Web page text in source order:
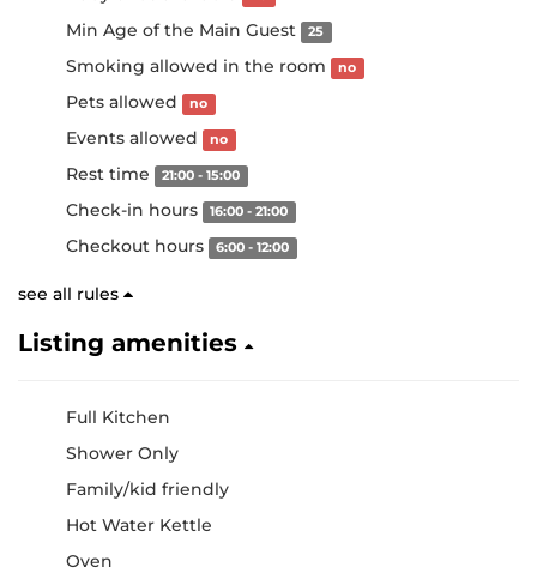
Min Age of the Main Guest 25
Smoking allowed in the room no
Pets allowed no
Events allowed no
Rest time 21:00 - 15:00
Check-in hours 16:00 - 21:00
Checkout hours 6:00 - 12:00
see all rules
Listing amenities
Full Kitchen
Shower Only
Family/kid friendly
Hot Water Kettle
Oven